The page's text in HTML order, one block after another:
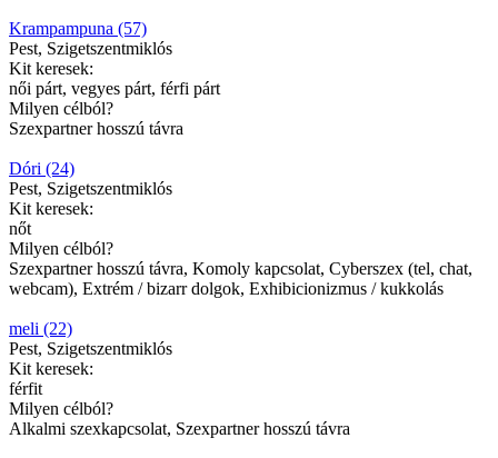
Krampampuna (57)
Pest, Szigetszentmiklós
Kit keresek:
női párt, vegyes párt, férfi párt
Milyen célból?
Szexpartner hosszú távra
Dóri (24)
Pest, Szigetszentmiklós
Kit keresek:
nőt
Milyen célból?
Szexpartner hosszú távra, Komoly kapcsolat, Cyberszex (tel, chat,
webcam), Extrém / bizarr dolgok, Exhibicionizmus / kukkolás
meli (22)
Pest, Szigetszentmiklós
Kit keresek:
férfit
Milyen célból?
Alkalmi szexkapcsolat, Szexpartner hosszú távra